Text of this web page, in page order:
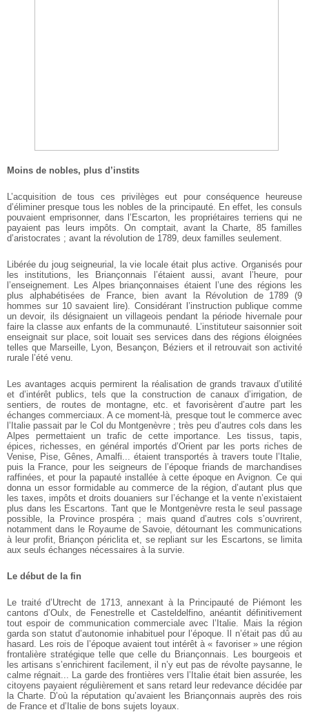
Moins de nobles, plus d’instits
L’acquisition de tous ces privilèges eut pour conséquence heureuse
d’éliminer presque tous les nobles de la principauté. En effet, les consuls
pouvaient emprisonner, dans l’Escarton, les propriétaires terriens qui ne
payaient pas leurs impôts. On comptait, avant la Charte, 85 familles
d’aristocrates ; avant la révolution de 1789, deux familles seulement.
Libérée du joug seigneurial, la vie locale était plus active. Organisés pour
les institutions, les Briançonnais l’étaient aussi, avant l’heure, pour
l’enseignement. Les Alpes briançonnaises étaient l’une des régions les
plus alphabétisées de France, bien avant la Révolution de 1789 (9
hommes sur 10 savaient lire). Considérant l’instruction publique comme
un devoir, ils désignaient un villageois pendant la période hivernale pour
faire la classe aux enfants de la communauté. L’instituteur saisonnier soit
enseignait sur place, soit louait ses services dans des régions éloignées
telles que Marseille, Lyon, Besançon, Béziers et il retrouvait son activité
rurale l’été venu.
Les avantages acquis permirent la réalisation de grands travaux d’utilité
et d’intérêt publics, tels que la construction de canaux d’irrigation, de
sentiers, de routes de montagne, etc. et favorisèrent d’autre part les
échanges commerciaux. A ce moment-là, presque tout le commerce avec
l’Italie passait par le Col du Montgenèvre ; très peu d’autres cols dans les
Alpes permettaient un trafic de cette importance. Les tissus, tapis,
épices, richesses, en général importés d’Orient par les ports riches de
Venise, Pise, Gênes, Amalfi... étaient transportés à travers toute l’Italie,
puis la France, pour les seigneurs de l’époque friands de marchandises
raffinées, et pour la papauté installée à cette époque en Avignon. Ce qui
donna un essor formidable au commerce de la région, d’autant plus que
les taxes, impôts et droits douaniers sur l’échange et la vente n’existaient
plus dans les Escartons. Tant que le Montgenèvre resta le seul passage
possible, la Province prospéra ; mais quand d’autres cols s’ouvrirent,
notamment dans le Royaume de Savoie, détournant les communications
à leur profit, Briançon périclita et, se repliant sur les Escartons, se limita
aux seuls échanges nécessaires à la survie.
Le début de la fin
Le traité d’Utrecht de 1713, annexant à la Principauté de Piémont les
cantons d’Oulx, de Fenestrelle et Casteldelfino, anéantit définitivement
tout espoir de communication commerciale avec l’Italie. Mais la région
garda son statut d’autonomie inhabituel pour l’époque. Il n’était pas dû au
hasard. Les rois de l’époque avaient tout intérêt à « favoriser » une région
frontalière stratégique telle que celle du Briançonnais. Les bourgeois et
les artisans s’enrichirent facilement, il n’y eut pas de révolte paysanne, le
calme régnait... La garde des frontières vers l’Italie était bien assurée, les
citoyens payaient régulièrement et sans retard leur redevance décidée par
la Charte. D’où la réputation qu’avaient les Briançonnais auprès des rois
de France et d’Italie de bons sujets loyaux.